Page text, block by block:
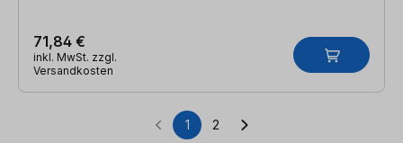
71,84 €
inkl. MwSt. zzgl.
Versandkosten
Seite
1 Seite
2